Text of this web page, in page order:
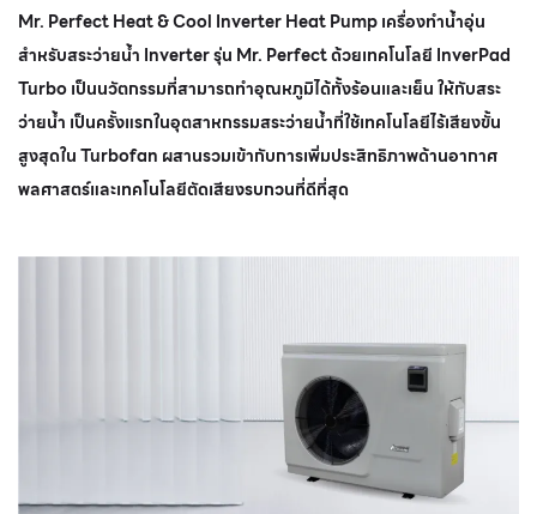
Mr. Perfect Heat & Cool Inverter Heat Pumpเครื่องทำน้ำอุ่น
สำหรับสระว่ายน้ำ Inverter รุ่น Mr. Perfect ด้วยเทคโนโลยี InverPad
Turbo เป็นนวัตกรรมที่สามารถทำอุณหภูมิได้ทั้งร้อนและเย็น ให้กับสระ
ว่ายน้ำ เป็นครั้งแรกในอุตสาหกรรมสระว่ายน้ำที่ใช้เทคโนโลยีไร้เสียงขั้น
สูงสุดใน Turbofan ผสานรวมเข้ากับการเพิ่มประสิทธิภาพด้านอากาศ
พลศาสตร์และเทคโนโลยีตัดเสียงรบกวนที่ดีที่สุด